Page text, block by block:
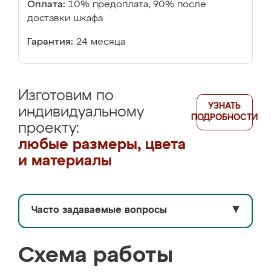
Оплата: 10% предоплата, 90% после
доставки шкафа
Гарантия: 24 месяца
Изготовим по
индивидуальному
проекту:
любые размеры, цвета
и материалы
УЗНАТЬ
ПОДРОБНОСТИ
Часто задаваемые вопросы ▼
Схема работы